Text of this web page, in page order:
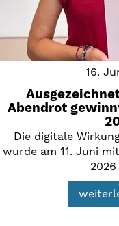
16.
Abendrot
Die digitale
wurde am 11. Juni